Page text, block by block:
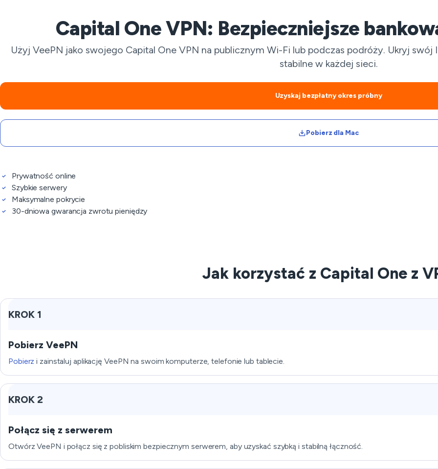
Capital One VPN: Bezpieczniejsze
Użyj VeePN jako swojego Capital One VPN na publicznym Wi-Fi lub podczas podróży. Ukryj
stabilne w każdej sieci.
Uzyskaj bezpłatny okres próbny
Pobierz dla Mac
Prywatność online
Szybkie serwery
Maksymalne pokrycie
30-dniowa gwarancja zwrotu pieniędzy
Jak korzystać z Capital One z
KROK 1
Pobierz VeePN
Pobierz i zainstaluj aplikację VeePN na swoim komputerze, telefonie lub tablecie.
KROK 2
Połącz się z serwerem
Otwórz VeePN i połącz się z pobliskim bezpiecznym serwerem, aby uzyskać szybką i stabilną łączność.